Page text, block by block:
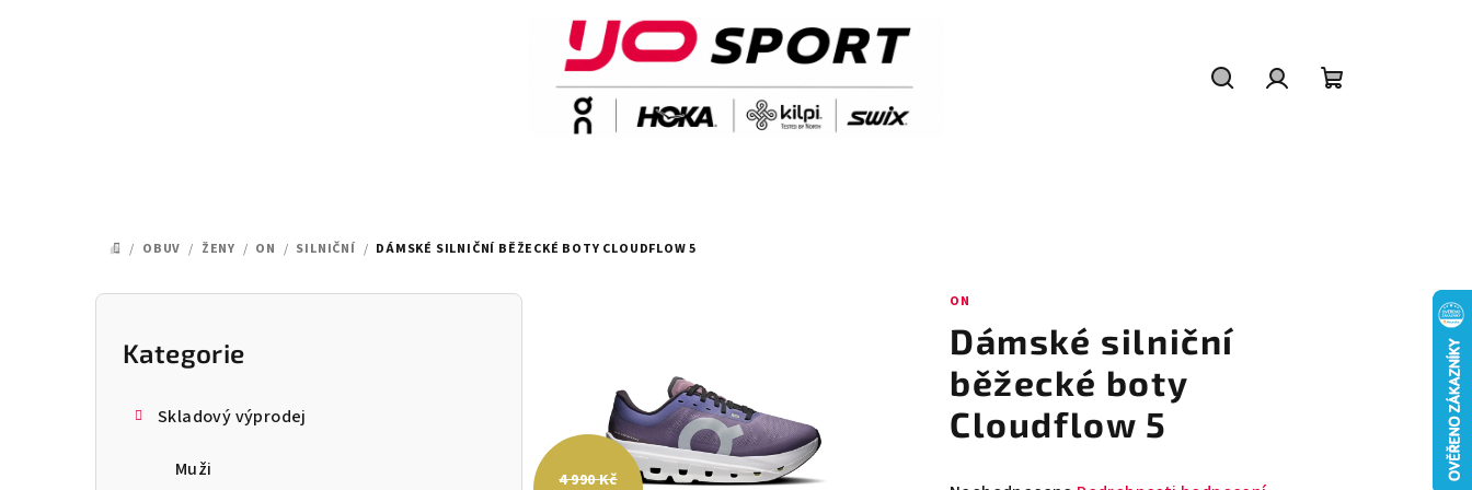
DOMŮ
/ OBUV / ŽENY / ON / SILNIČNÍ / DÁMSKÉ SILNIČNÍ BĚŽECKÉ BOTY CLOUDFLOW 5
P
Přeskočit
kategorie
Kategorie
Skladový výprodej
Muži
ON
Dámské silniční
běžecké boty
Cloudflow 5
4 990 Kč